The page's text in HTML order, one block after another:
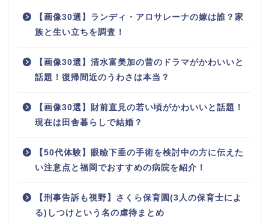
【画像30選】ランディ・アロサレーナの嫁は誰？家
族と生い立ちを調査！
【画像30選】清水富美加の昔のドラマがかわいいと
話題！復帰間近のうわさは本当？
【画像30選】財前直見の若い頃がかわいいと話題！
現在は田舎暮らしで結婚？
【50代体験】眼瞼下垂の手術を検討中の方に伝えた
い注意点と福岡でおすすめの病院を紹介！
【刑事告訴も視野】さくら保育園(3人の保育士によ
る)しつけという名の虐待まとめ